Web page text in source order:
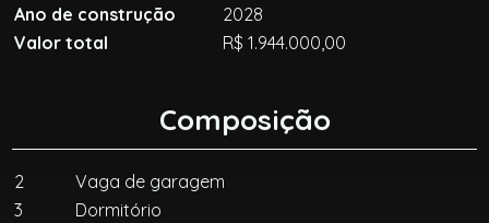
Ano de construção
2028
Valor total
R$ 1.944.000,00
Composição
2
Vaga de garagem
3
Dormitório